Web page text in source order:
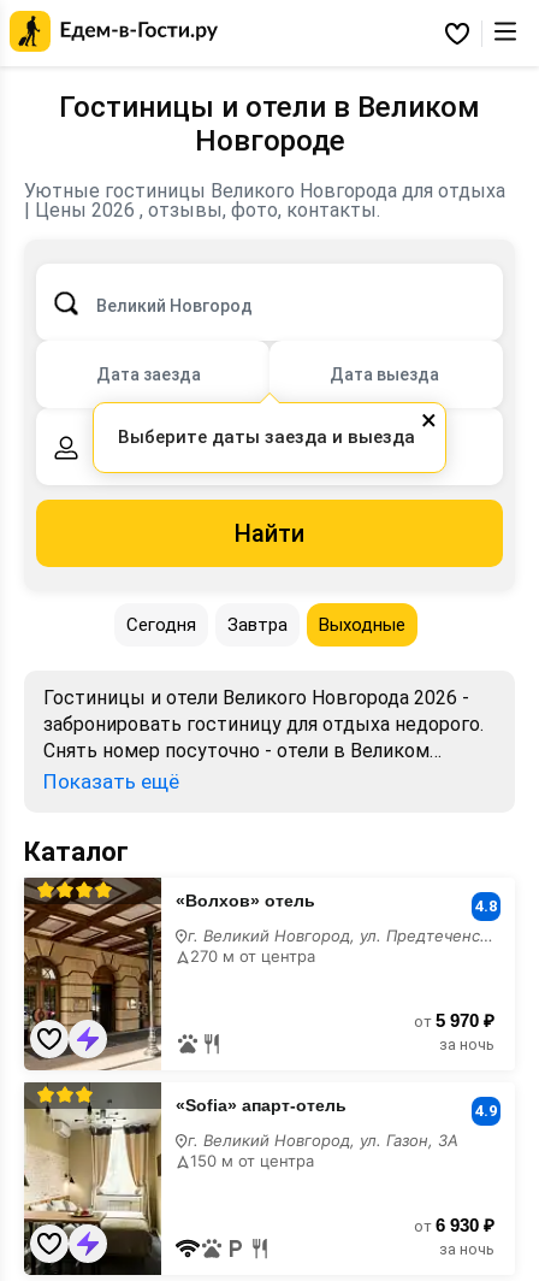
Избранное
Гостиницы и отели в Великом
Новгороде
Уютные гостиницы Великого Новгорода для отдыха
| Цены 2026 , отзывы, фото, контакты.
Великий Новгород
Дата заезда Дата выезда
2 взрослых, 0 детей
Найти
Сегодня Завтра Выходные
Гостиницы и отели Великого Новгорода 2026 -
забронировать гостиницу для отдыха недорого.
Снять номер посуточно - отели в Великом
Новгороде. Лучшие цены, отзывы, фото, карта,
Показать ещё
Каталог
«Волхов»
отель
«Волхов» отель 4.8
г. Великий Новгород, ул. Предтеченская, 24
270 м от центра
от 5 970 ₽
за ночь
«Sofia»
апарт-
отель
«Sofia» апарт-отель 4.9
г. Великий Новгород, ул. Газон, 3А
150 м от центра
от 6 930 ₽
за ночь
×
Выберите даты заезда и выезда